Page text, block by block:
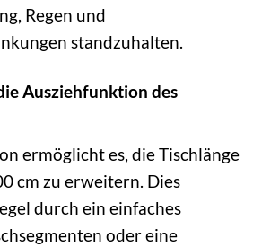
Regen und
standzuhalten.
Ausziehfunktion des
ermöglicht es, die Tischlänge
cm zu erweitern. Dies
durch ein einfaches
oder eine